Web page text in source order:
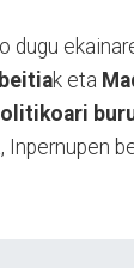
dugu
k eta